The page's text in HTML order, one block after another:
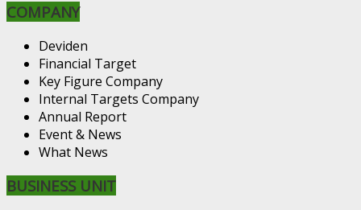
COMPANY
Deviden
Financial Target
Key Figure Company
Internal Targets Company
Annual Report
Event & News
What News
BUSINESS UNIT